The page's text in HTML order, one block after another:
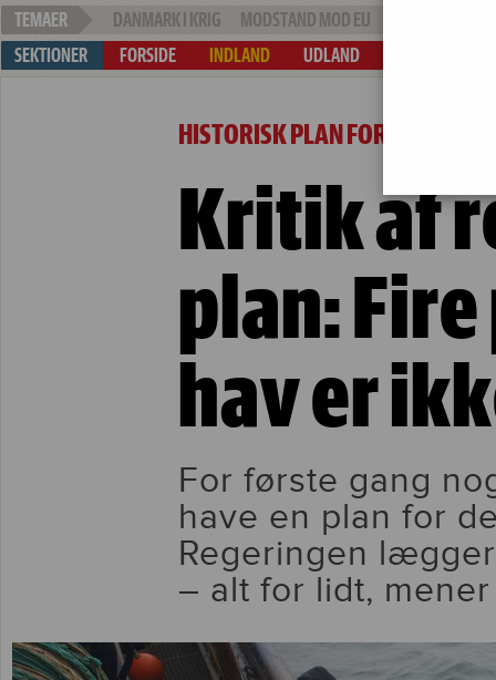
DANMARK I KRIG MODSTAND MOD EU
FORSIDE
INDLAND UDLAND
HISTORISK PLAN FOR HAVMILJØ
Kritik af
plan:
hav er
For første gang
have en plan for
Regeringen
– alt for lidt,